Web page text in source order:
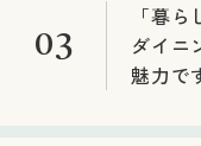
03
「暮
ダイニ
魅力で